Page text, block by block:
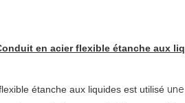
en acier flexible étanche aux
étanche aux liquides est utilisé